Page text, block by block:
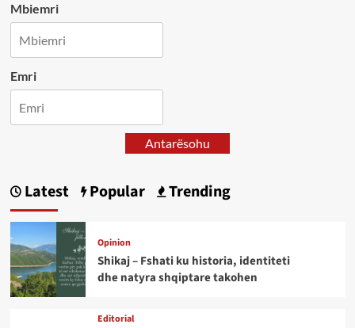
Mbiemri
Emri
Antarësohu
Latest Popular Trending
Opinion
Shikaj – Fshati ku historia, identiteti
dhe natyra shqiptare takohen
Editorial